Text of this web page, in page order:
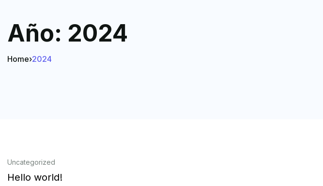
Año: 2024
Home›2024
Uncategorized
Hello world!